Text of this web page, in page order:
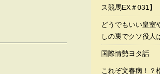
ス競馬EX＃031】
どうでもいい皇室
しの裏でクソ役人
国際情勢ヨタ話
これぞ文春病！？